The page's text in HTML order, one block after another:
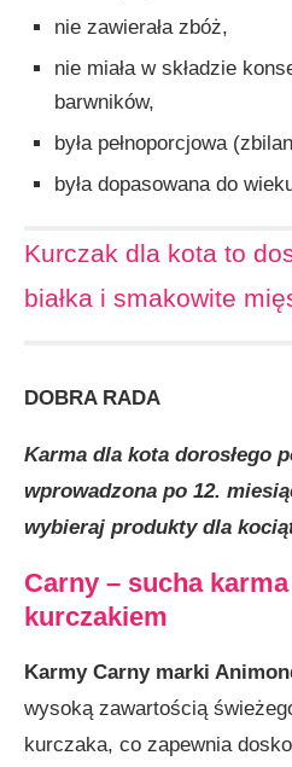
nie zawierała zbóż,
nie miała w składzie
barwników,
była pełnoporcjowa
była dopasowana do
Kurczak dla kota to
białka i smakowite
DOBRA RADA
Karma dla kota dorosłego
wprowadzona po 12.
wybieraj produkty dla
Carny – sucha
kurczakiem
Karmy Carny marki
wysoką zawartością
kurczaka, co zapewnia